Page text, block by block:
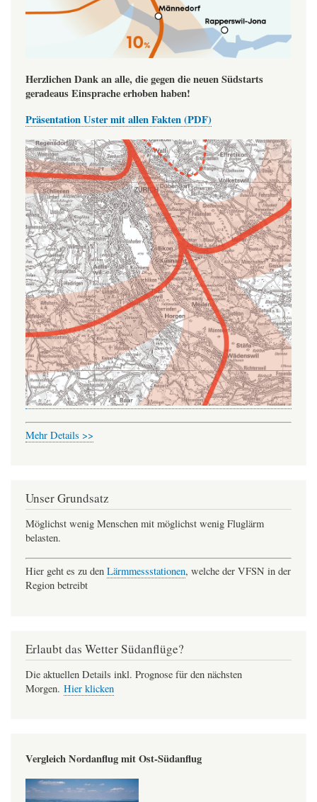
Herzlichen Dank an alle, die gegen die neuen Südstarts
geradeaus Einsprache erhoben haben!
Präsentation Uster mit allen Fakten (PDF)
Mehr Details >>
Unser Grundsatz
Möglichst wenig Menschen mit möglichst wenig Fluglärm
belasten.
Hier geht es zu den Lärmmessstationen, welche der VFSN in der
Region betreibt
Erlaubt das Wetter Südanflüge?
Die aktuellen Details inkl. Prognose für den nächsten
Morgen. Hier klicken
Vergleich Nordanflug mit Ost-Südanflug